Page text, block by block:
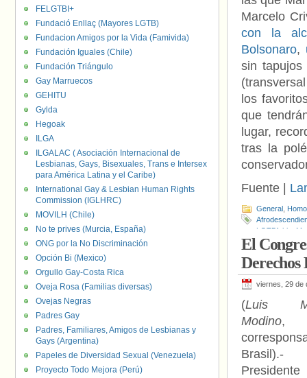
Marcelo
con la
Bolsonaro,
sin tapujos
los
que
lugar,
tras la
Fuente |
General
LGTBfobia
LGTBI
El
Derechos
viernes, 29 de
(Luis
Modino,
FELGTBI+
Fundació Enllaç (Mayores LGTB)
Fundacion Amigos por la Vida (Famivida)
Fundación Iguales (Chile)
Fundación Triángulo
Gay Marruecos
GEHITU
Gylda
Hegoak
ILGA
ILGALAC ( Asociación Internacional de
Lesbianas, Gays, Bisexuales, Trans e Intersex
para América Latina y el Caribe)
International Gay & Lesbian Human Rights
Commission (IGLHRC)
MOVILH (Chile)
No te prives (Murcia, España)
ONG por la No Discriminación
Opción Bi (Mexico)
Orgullo Gay-Costa Rica
Oveja Rosa (Familias diversas)
Ovejas Negras
Padres Gay
Padres, Familiares, Amigos de Lesbianas y
Gays (Argentina)
Papeles de Diversidad Sexual (Venezuela)
Proyecto Todo Mejora (Perú)